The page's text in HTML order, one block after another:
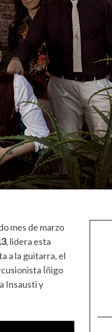
mes de marzo
, lidera esta
a la guitarra, el
Íñigo
Insausti y